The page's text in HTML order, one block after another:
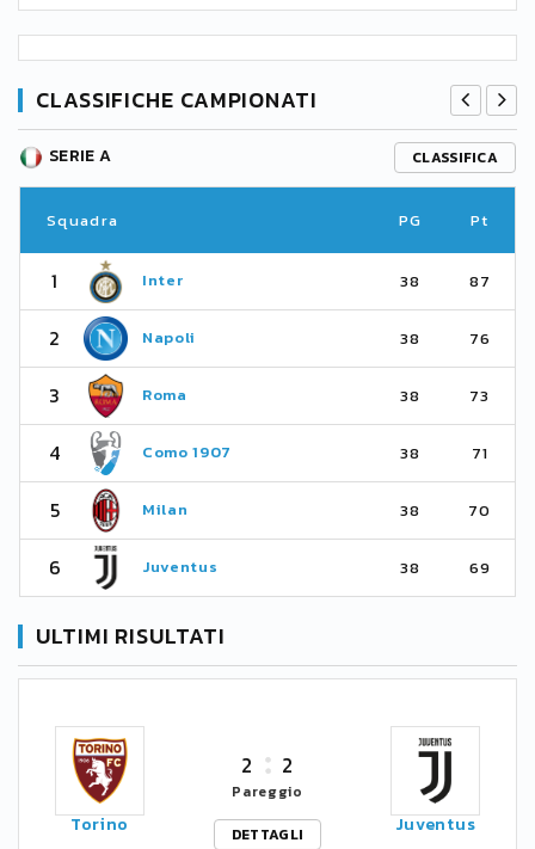
CLASSIFICHE CAMPIONATI
SERIE A CLASSIFICA
Squadra PG Pt
1 Inter 38 87
2 Napoli 38 76
3 Roma 38 73
4 Como 1907 38 71
5 Milan 38 70
6 Juventus 38 69
ULTIMI RISULTATI
Torino
2 2
Pareggio
DETTAGLI
Juventus